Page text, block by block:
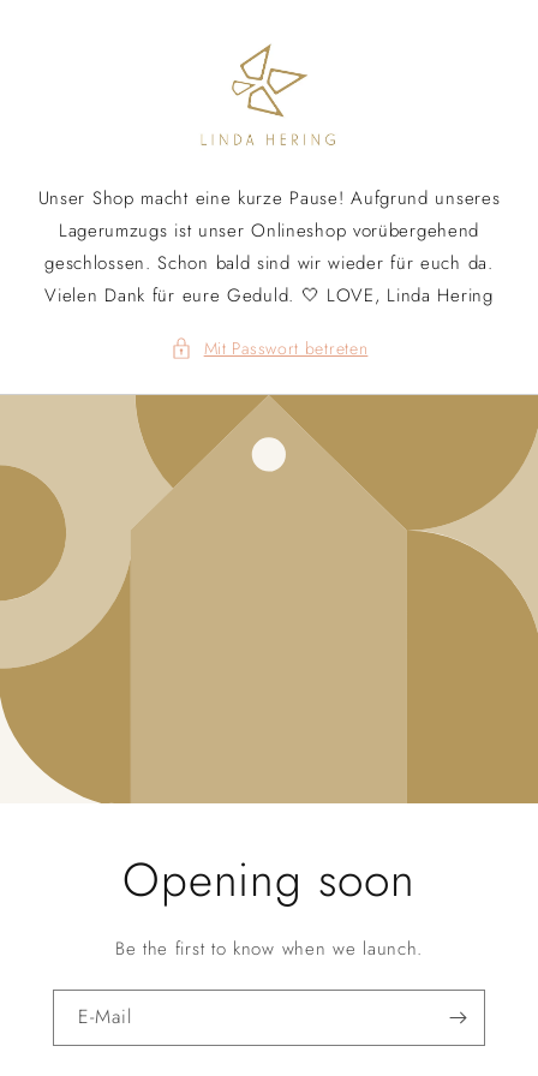
Unser Shop macht eine kurze Pause! Aufgrund unseres
Lagerumzugs ist unser Onlineshop vorübergehend
geschlossen. Schon bald sind wir wieder für euch da.
Vielen Dank für eure Geduld. 🤍 LOVE, Linda Hering
Mit Passwort betreten
Opening soon
Be the first to know when we launch.
E-Mail